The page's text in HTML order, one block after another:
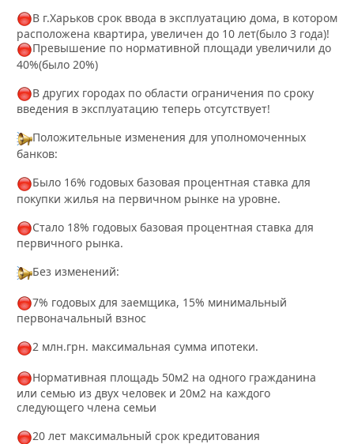
В г.Харьков срок ввода в эксплуатацию дома, в котором
расположена квартира, увеличен до 10 лет(было 3 года)!
Превышение по нормативной площади увеличили до
40%(было 20%)
В других городах по области ограничения по сроку
введения в эксплуатацию теперь отсутствует!
Положительные изменения для уполномоченных
банков:
Было 16% годовых базовая процентная ставка для
покупки жилья на первичном рынке на уровне.
Стало 18% годовых базовая процентная ставка для
первичного рынка.
Без изменений:
7% годовых для заемщика, 15% минимальный
первоначальный взнос
2 млн.грн. максимальная сумма ипотеки.
Нормативная площадь 50м2 на одного гражданина
или семью из двух человек и 20м2 на каждого
следующего члена семьи
20 лет максимальный срок кредитования